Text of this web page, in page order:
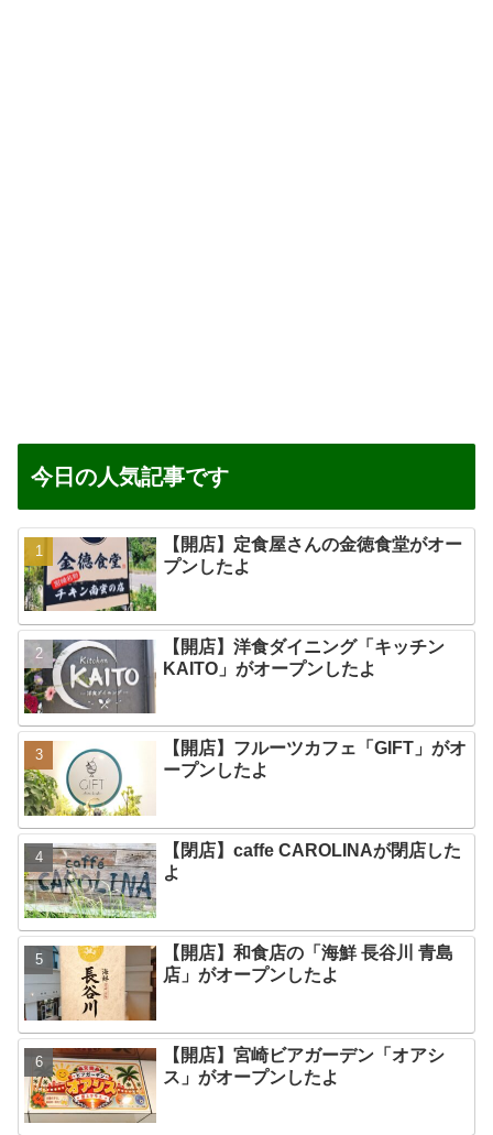
今日の人気記事です
【開店】定食屋さんの金徳食堂がオー
プンしたよ
【開店】洋食ダイニング「キッチン
KAITO」がオープンしたよ
【開店】フルーツカフェ「GIFT」がオ
ープンしたよ
【閉店】caffe CAROLINAが閉店した
よ
【開店】和食店の「海鮮 長谷川 青島
店」がオープンしたよ
【開店】宮崎ビアガーデン「オアシ
ス」がオープンしたよ